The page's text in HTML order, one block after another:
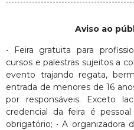
Aviso ao
• Feira gratuita para
cursos e palestras sujeitos a
evento trajando regata,
entrada de menores de 16
por responsáveis. Exceto
credencial da feira é
obrigatório; • A organizadora